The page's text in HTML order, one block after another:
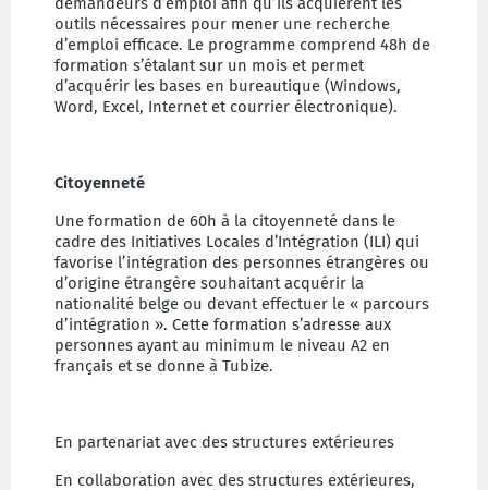
outils nécessaires pour mener une recherche
d’emploi efficace. Le programme comprend 48h de
formation s’étalant sur un mois et permet
d’acquérir les bases en bureautique (Windows,
Word, Excel, Internet et courrier électronique).
Citoyenneté
Une formation de 60h à la citoyenneté dans le
cadre des Initiatives Locales d’Intégration (ILI) qui
favorise l’intégration des personnes étrangères ou
d’origine étrangère souhaitant acquérir la
nationalité belge ou devant effectuer le « parcours
d’intégration ». Cette formation s’adresse aux
personnes ayant au minimum le niveau A2 en
français et se donne à Tubize.
En partenariat avec des structures extérieures
En collaboration avec des structures extérieures,